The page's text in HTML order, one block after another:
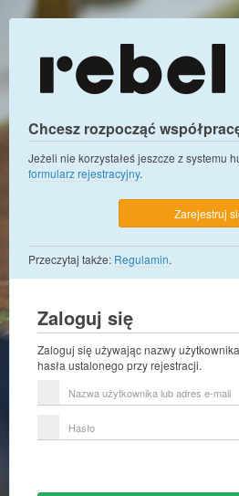
Chcesz rozpocząć
Jeżeli nie korzystałeś jeszcze z systemu
formularz rejestracyjny.
Zarejestruj
Przeczytaj także: Regulamin.
Zaloguj się
Zaloguj się używając nazwy
hasła ustalonego przy rejestracji.
użytkownika
e-